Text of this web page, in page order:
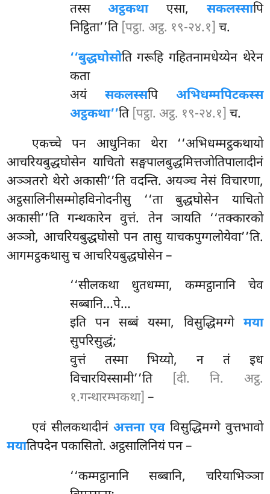
तस्सअट्ठकथाएसा, सकलस्सापि
निट्ठिता’’ति [पट्ठा. अट्ठ. १९-२४.१] च.
‘‘बुद्धघोसोति गरूहि गहितनामधेय्येन थेरेन
कता
अयं सकलस्सपि अभिधम्मपिटकस्स
अट्ठकथा’’ति [पट्ठा. अट्ठ. १९-२४.१] च.
एकच्चे पन आधुनिका थेरा ‘‘अभिधम्मट्ठकथायो
आचरियबुद्धघोसेन याचितो सङ्घपालबुद्धमित्तजोतिपालादीनं
अञ्ञतरो थेरो अकासी’’ति वदन्ति. अयञ्च नेसं विचारणा,
अट्ठसालिनीसम्मोहविनोदनीसु ‘‘ता बुद्धघोसेन याचितो
अकासी’’ति गन्थकारेन वुत्तं. तेन ञायति ‘‘तक्कारको
अञ्ञो, आचरियबुद्धघोसो पन तासु याचकपुग्गलोयेवा’’ति.
आगमट्ठकथासु च आचरियबुद्धघोसेन –
‘‘सीलकथा धुतधम्मा, कम्मट्ठानानि चेव
सब्बानि…पे…
इति पन सब्बं यस्मा, विसुद्धिमग्गे मया
सुपरिसुद्धं;
वुत्तं तस्मा भिय्यो, न तं इध
विचारयिस्सामी’’ति
[दी. नि. अट्ठ.
१.गन्थारम्भकथा] –
एवं सीलकथादीनं अत्तना एवविसुद्धिमग्गे वुत्तभावो
मयातिपदेन पकासितो. अट्ठसालिनियं पन –
‘‘कम्मट्ठानानि सब्बानि, चरियाभिञ्ञा